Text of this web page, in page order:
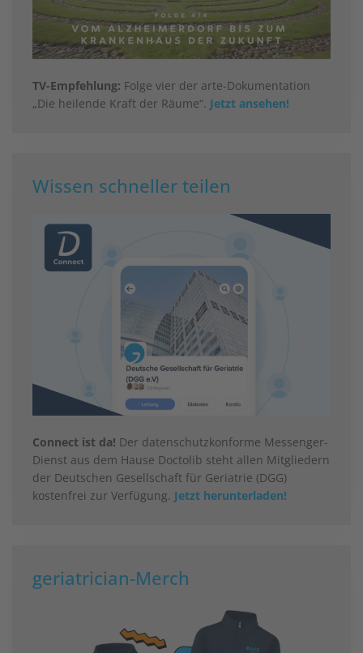
TV-Empfehlung: Folge vier der arte-Dokumentation
„Die heilende Kraft der Räume“. Jetzt ansehen!
Wissen schneller teilen
Connect ist da! Der datenschutzkonforme Messenger-
Dienst aus dem Hause Doctolib steht allen Mitgliedern
der Deutschen Gesellschaft für Geriatrie (DGG)
kostenfrei zur Verfügung. Jetzt herunterladen!
geriatrician-Merch